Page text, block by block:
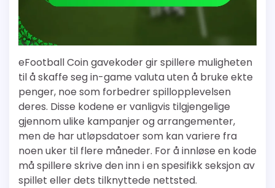
eFootball Coin gavekoder gir spillere muligheten
til å skaffe seg in-game valuta uten å bruke ekte
penger, noe som forbedrer spillopplevelsen
deres. Disse kodene er vanligvis tilgjengelige
gjennom ulike kampanjer og arrangementer,
men de har utløpsdatoer som kan variere fra
noen uker til flere måneder. For å innløse en kode
må spillere skrive den inn i en spesifikk seksjon av
spillet eller dets tilknyttede nettsted.